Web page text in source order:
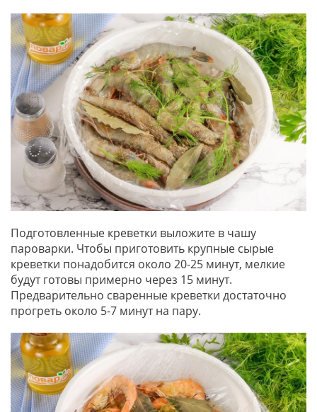
Подготовленные креветки выложите в чашу
пароварки. Чтобы приготовить крупные сырые
креветки понадобится около 20-25 минут, мелкие
будут готовы примерно через 15 минут.
Предварительно сваренные креветки достаточно
прогреть около 5-7 минут на пару.